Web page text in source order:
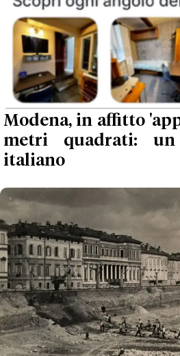
Modena, in affitto
metri quadrati:
italiano